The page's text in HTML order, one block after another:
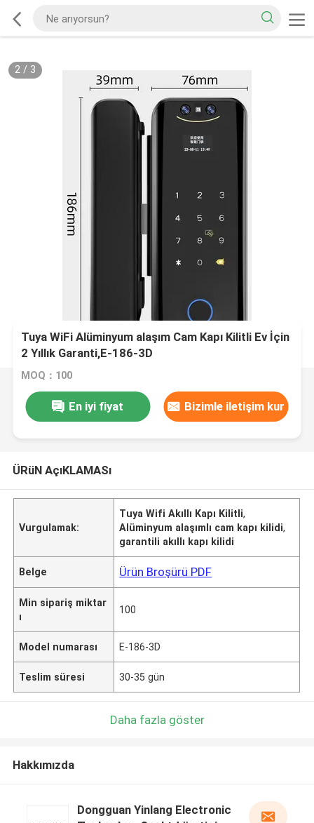
2/ 3
Tuya WiFi Alüminyum alaşım Cam Kapı Kilitli Ev İçin
2 Yıllık Garanti,E-186-3D
MOQ：100
En iyi fiyat Bizimle iletişim kur
ÜRüN AçıKLAMASı
Vurgulamak:
Tuya Wifi Akıllı Kapı Kilitli,
Alüminyum alaşımlı cam kapı kilidi,
garantili akıllı kapı kilidi
Belge Ürün Broşürü PDF
Min sipariş miktar
ı
100
Model numarası E-186-3D
Teslim süresi 30-35 gün
Daha fazla göster
Hakkımızda
Dongguan Yinlang Electronic